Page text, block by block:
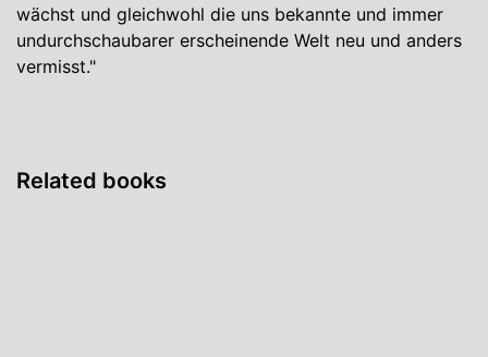
wächst und gleichwohl die uns bekannte und immer
undurchschaubarer erscheinende Welt neu und anders
vermisst."
Related books